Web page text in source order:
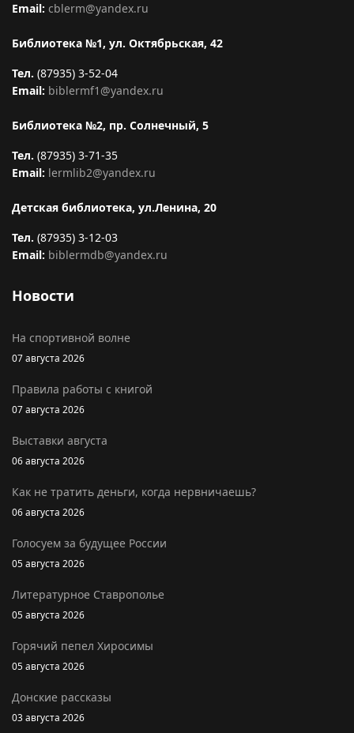
Email: cblerm@yandex.ru
Библиотека №1, ул. Октябрьская, 42
Тел. (87935) 3-52-04
Email: biblermf1@yandex.ru
Библиотека №2, пр. Солнечный, 5
Тел. (87935) 3-71-35
Email: lermlib2@yandex.ru
Детская библиотека, ул.Ленина, 20
Тел. (87935) 3-12-03
Email: biblermdb@yandex.ru
Новости
На спортивной волне
07 августа 2026
Правила работы с книгой
07 августа 2026
Выставки августа
06 августа 2026
Как не тратить деньги, когда нервничаешь?
06 августа 2026
Голосуем за будущее России
05 августа 2026
Литературное Ставрополье
05 августа 2026
Горячий пепел Хиросимы
05 августа 2026
Донские рассказы
03 августа 2026